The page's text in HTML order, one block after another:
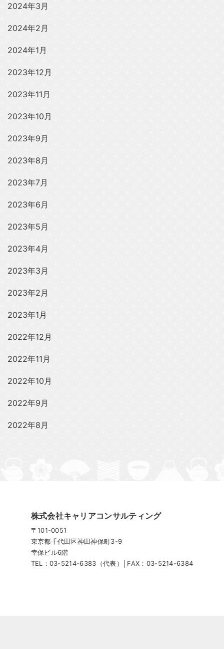
2024年3月
2024年2月
2024年1月
2023年12月
2023年11月
2023年10月
2023年9月
2023年8月
2023年7月
2023年6月
2023年5月
2023年4月
2023年3月
2023年2月
2023年1月
2022年12月
2022年11月
2022年10月
2022年9月
2022年8月
株式会社キャリアコンサルティング
〒101-0051
東京都千代⽥区神⽥神保町3-9
幸保ビル6階
TEL：03-5214-6383（代表）│FAX：03-5214-6384